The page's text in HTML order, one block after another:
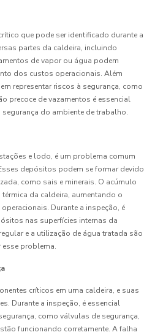
que pode ser identificado durante a
partes da caldeira, incluindo
de vapor ou água podem
dos custos operacionais. Além
representar riscos à segurança, como
precoce de vazamentos é essencial
do ambiente de trabalho.
e lodo, é um problema comum
depósitos podem se formar devido
como sais e minerais. O acúmulo
da caldeira, aumentando o
Durante a inspeção, é
nas superfícies internas da
e a utilização de água tratada são
esse problema.
críticos em uma caldeira, e suas
Durante a inspeção, é essencial
como válvulas de segurança,
funcionando corretamente. A falha